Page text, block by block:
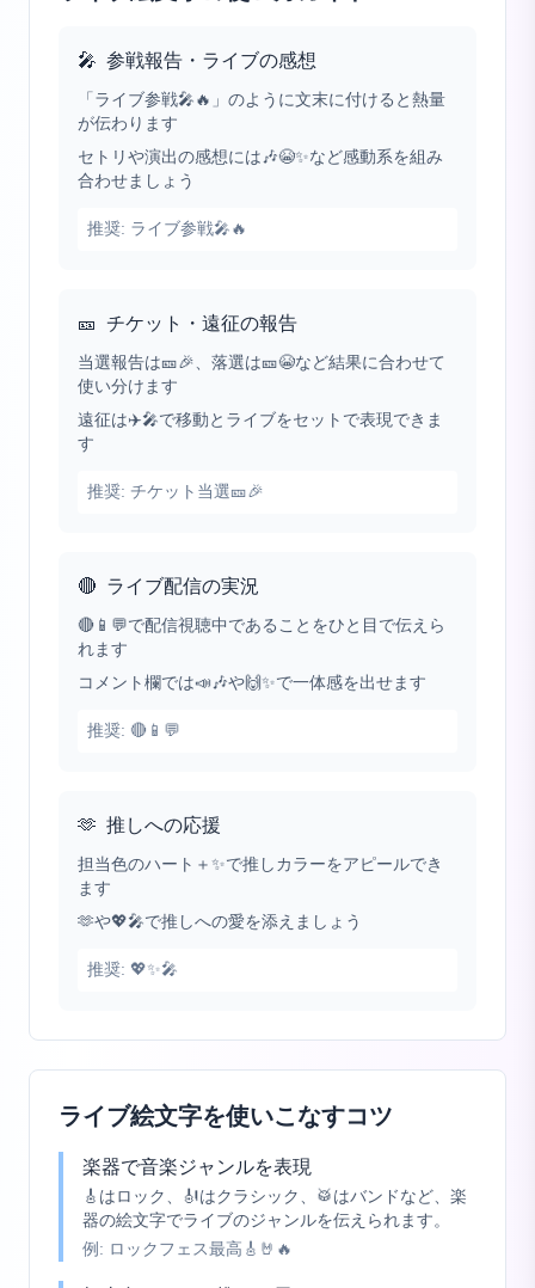
🎤 参戦報告・ライブの感想
「ライブ参戦🎤🔥」のように文末に付けると熱量
が伝わります
セトリや演出の感想には🎶😭✨など感動系を組み
合わせましょう
推奨: ライブ参戦🎤🔥
🎫 チケット・遠征の報告
当選報告は🎫🎉、落選は🎫😭など結果に合わせて
使い分けます
遠征は✈️🎤で移動とライブをセットで表現できま
す
推奨: チケット当選🎫🎉
🔴 ライブ配信の実況
🔴📱💬で配信視聴中であることをひと目で伝えら
れます
コメント欄では📣🎶や🙌✨で一体感を出せます
推奨: 🔴📱💬
🫶 推しへの応援
担当色のハート＋✨で推しカラーをアピールでき
ます
🫶や💖🎤で推しへの愛を添えましょう
推奨: 💖✨🎤
ライブ絵文字を使いこなすコツ
楽器で音楽ジャンルを表現
🎸はロック、🎻はクラシック、🥁はバンドなど、楽
器の絵文字でライブのジャンルを伝えられます。
例: ロックフェス最高🎸🤘🔥